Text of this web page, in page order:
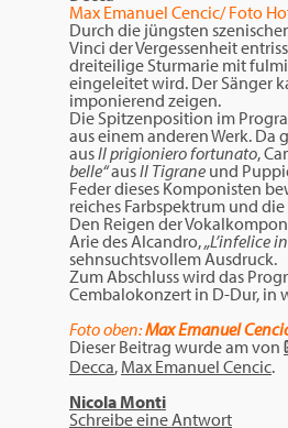
Max Emanuel Cencic/ Foto
Durch die jüngsten
Vinci der Vergessenheit
dreiteilige Sturmarie mit
eingeleitet wird. Der Sänger
imponierend zeigen.
Die Spitzenposition im
aus einem anderen Werk.
ausIl prigioniero fortunato,
belle“ausIl Tigrane und
Feder dieses Komponisten
reiches Farbspektrum und
Den Reigen der
Arie des Alcandro,„L’infelice
sehnsuchtsvollem Ausdruck.
Zum Abschluss wird das
Cembalokonzert in D-Dur, in
Foto oben:Max Emanuel
Dieser Beitrag wurde amvon
Decca, Max Emanuel Cencic.
Nicola Monti
Schreibe eine Antwort